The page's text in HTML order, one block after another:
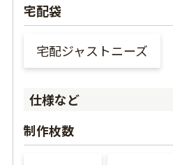
宅配袋
宅配ジャストニーズ
仕様など
制作枚数